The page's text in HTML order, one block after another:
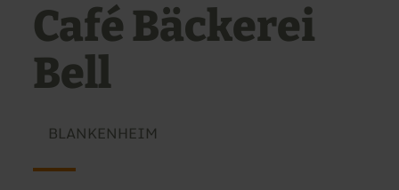
Café Bäckerei
Bell
BLANKENHEIM